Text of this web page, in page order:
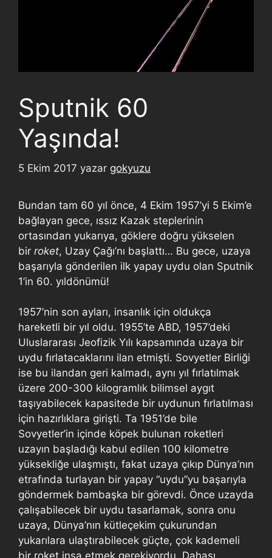
Sputnik 60
Yaşında!
5 Ekim 2017 yazar gokyuzu
Bundan tam 60 yıl önce, 4 Ekim 1957’yi 5 Ekim’e
bağlayan gece, ıssız Kazak steplerinin
ortasından yukarıya, göklere doğru yükselen
bir roket, Uzay Çağı’nı başlattı… Bu gece, uzaya
başarıyla gönderilen ilk yapay uydu olan Sputnik
1’in 60. yıldönümü!
1957’nin son ayları, insanlık için oldukça
hareketli bir yıl oldu. 1955’te ABD, 1957’deki
Uluslararası Jeofizik Yılı kapsamında uzaya bir
uydu fırlatacaklarını ilan etmişti. Sovyetler Birliği
ise bu ilandan geri kalmadı, aynı yıl fırlatılmak
üzere 200-300 kilogramlık bilimsel aygıt
taşıyabilecek kapasitede bir uydunun fırlatılması
için hazırlıklara girişti. Ta 1951’de bile
Sovyetler’in içinde köpek bulunan roketleri
uzayın başladığı kabul edilen 100 kilometre
yüksekliğe ulaşmıştı, fakat uzaya çıkıp Dünya’nın
etrafında turlayan bir yapay “uydu”yu başarıyla
göndermek bambaşka bir görevdi. Önce uzayda
çalışabilecek bir uydu tasarlamak, sonra onu
uzaya, Dünya’nın kütleçekim çukurundan
yukarılara ulaştırabilecek güçte, çok kademeli